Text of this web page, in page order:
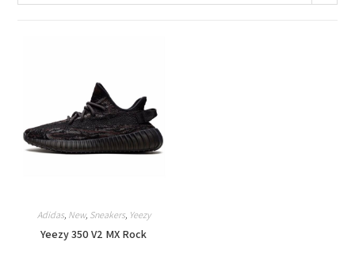
Adidas, New, Sneakers, Yeezy
Yeezy 350 V2 MX Rock